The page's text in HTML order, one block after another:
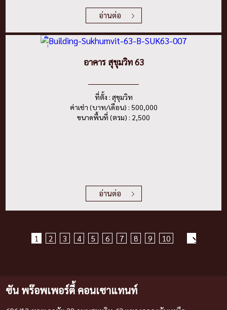
อ่านต่อ
อาคาร สุขุมวิท 63
ที่ตั้ง : สุขุมวิท
ค่าเช่า (บาท/เดือน) : 500,000
ขนาดพื้นที่ (ตรม) : 2,500
อ่านต่อ
1 2 3 4 5 6 7 8 9 10
ซัน พร๊อพเพอร์ตี้ คอนเซาแทนท์